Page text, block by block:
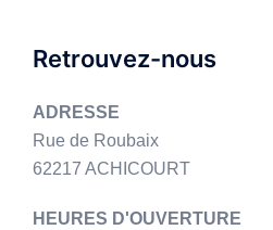
Retrouvez-nous
ADRESSE
Rue de Roubaix
62217 ACHICOURT
HEURES D'OUVERTURE